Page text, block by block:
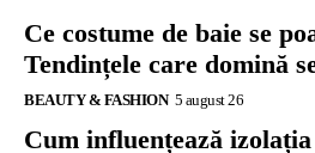
Ce costume de baie se
Tendințele care domină
BEAUTY & FASHION 5 august 26
Cum influențează